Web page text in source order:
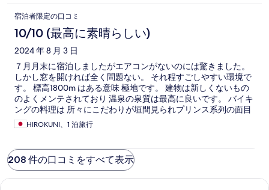
宿泊者限定の口コミ
10/10 (最高に素晴らしい)
2024 年 8 月 3 日
７月月末に宿泊しましたがエアコンがないのには驚きました。
しかし窓を開ければ全く問題ない。 それ程すごしやすい環境で
す。 標高1800m はある意味 極地です。 建物は新しくないもの
のよくメンテされており 温泉の泉質は最高に良いです。 バイキ
ングの料理は 所々にこだわりが垣間見られプリンス系列の面目
躍如というところです。 星空鑑賞会は 感激の一言でした。 ま
た 再訪したいです。
HIROKUNI、1 泊旅行
208 件の口コミをすべて表示